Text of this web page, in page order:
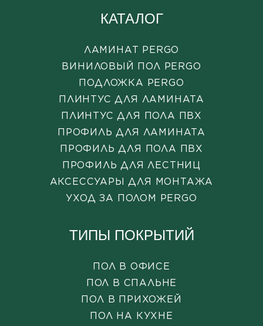
КАТАЛОГ
ЛАМИНАТ PERGO
ВИНИЛОВЫЙ ПОЛ PERGO
ПОДЛОЖКА PERGO
ПЛИНТУС ДЛЯ ЛАМИНАТА
ПЛИНТУС ДЛЯ ПОЛА ПВХ
ПРОФИЛЬ ДЛЯ ЛАМИНАТА
ПРОФИЛЬ ДЛЯ ПОЛА ПВХ
ПРОФИЛЬ ДЛЯ ЛЕСТНИЦ
АКСЕССУАРЫ ДЛЯ МОНТАЖА
УХОД ЗА ПОЛОМ PERGO
ТИПЫ ПОКРЫТИЙ
ПОЛ В ОФИСЕ
ПОЛ В СПАЛЬНЕ
ПОЛ В ПРИХОЖЕЙ
ПОЛ НА КУХНЕ